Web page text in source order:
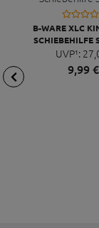
B-WARE XLC
SCHIEBEHILFE
UVP¹: 27,
9,99€